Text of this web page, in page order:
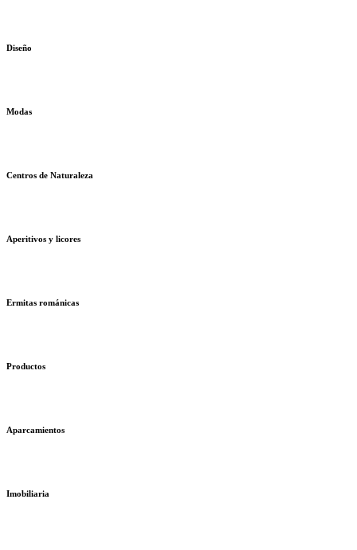
Diseño
Modas
Centros de Naturaleza
Aperitivos y licores
Ermitas románicas
Productos
Aparcamientos
Imobiliaria